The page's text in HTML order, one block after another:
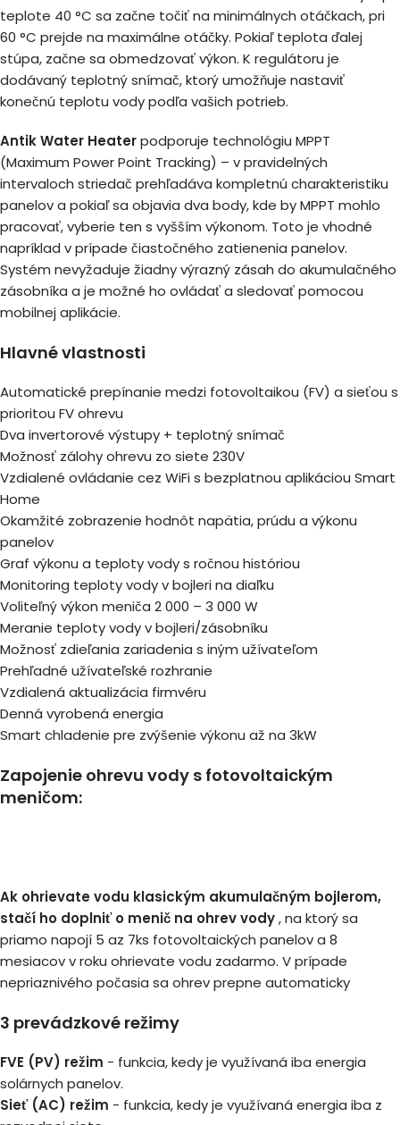
teplote 40 °C sa začne točiť na minimálnych otáčkach, pri
60 °C prejde na maximálne otáčky. Pokiaľ teplota ďalej
stúpa, začne sa obmedzovať výkon. K regulátoru je
dodávaný teplotný snímač, ktorý umožňuje nastaviť
konečnú teplotu vody podľa vašich potrieb.
Antik Water Heaterpodporuje technológiu MPPT
(Maximum Power Point Tracking) – v pravidelných
intervaloch striedač prehľadáva kompletnú charakteristiku
panelov a pokiaľ sa objavia dva body, kde by MPPT mohlo
pracovať, vyberie ten s vyšším výkonom. Toto je vhodné
napríklad v prípade čiastočného zatienenia panelov.
Systém nevyžaduje žiadny výrazný zásah do akumulačného
zásobníka a je možné ho ovládať a sledovať pomocou
mobilnej aplikácie.
Hlavné vlastnosti
Automatické prepínanie medzi fotovoltaikou (FV) a sieťou s
prioritou FV ohrevu
Dva invertorové výstupy + teplotný snímač
Možnosť zálohy ohrevu zo siete 230V
Vzdialené ovládanie cez WiFi s bezplatnou aplikáciou Smart
Home
Okamžité zobrazenie hodnôt napätia, prúdu a výkonu
panelov
Graf výkonu a teploty vody s ročnou históriou
Monitoring teploty vody v bojleri na diaľku
Voliteľný výkon meniča 2 000 – 3 000 W
Meranie teploty vody v bojleri/zásobníku
Možnosť zdieľania zariadenia s iným užívateľom
Prehľadné užívateľské rozhranie
Vzdialená aktualizácia firmvéru
Denná vyrobená energia
Smart chladenie pre zvýšenie výkonu až na 3kW
Zapojenie ohrevu vody s fotovoltaickým
meničom:
Ak ohrievate vodu klasickým akumulačným bojlerom,
stačí ho doplniť o menič na ohrev vody, na ktorý sa
priamo napojí 5 az 7ks fotovoltaických panelov a 8
mesiacov v roku ohrievate vodu zadarmo. V prípade
nepriaznivého počasia sa ohrev prepne automaticky
3 prevádzkové režimy
FVE (PV) režim - funkcia, kedy je využívaná iba energia
solárnych panelov.
Sieť (AC) režim - funkcia, kedy je využívaná energia iba z